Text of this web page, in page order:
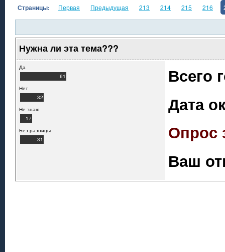
Страницы: Первая Предыдущая 213 214 215 216
Нужна ли эта тема???
Да
61
Нет
32
Не знаю
17
Без разницы
31
Всего
Дата
Опрос
Ваш